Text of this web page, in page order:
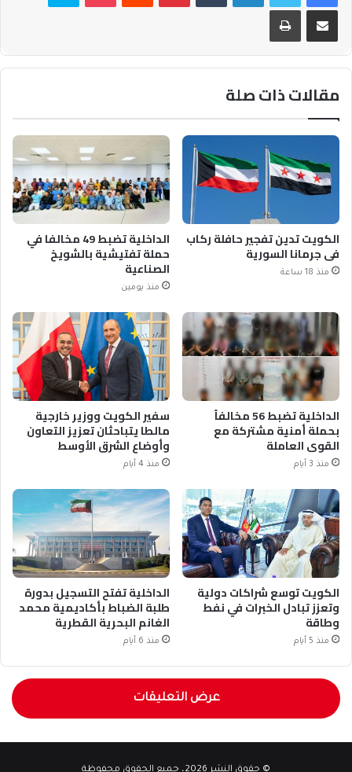
مشاركة عبر البريد طباعة
مقالات ذات صلة
الكويت تدين تفجير حافلة ركاب
في جرمانا السورية
منذ 18 ساعة
الداخلية تضبط 49 مخالفا في
حملة تفتيشية بالشويخ
الصناعية
منذ يومين
الداخلية تضبط 56 مخالفاً
بحملة أمنية مشتركة مع
القوى العاملة
منذ 3 أيام
سفير الكويت ووزير خارجية
مالطا يتباحثان تعزيز التعاون
وأوضاع الشرق الأوسط
منذ 4 أيام
الكويت توسع شراكات دولية
وتعزز تبادل الخبرات في نفط
وطاقة
منذ 5 أيام
الداخلية تفتح التسجيل بدورة
طلبة الضباط بأكاديمية محمد
الغانم البحرية القطرية
منذ 6 أيام
عرض التعليقات